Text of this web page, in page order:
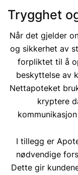
Trygghet
Når det gjelder
og sikkerhet av
forpliktet til å
beskyttelse av
Nettapoteket
kryptere
I tillegg er
nødvendige
Dette gir